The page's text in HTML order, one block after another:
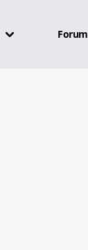
Forum